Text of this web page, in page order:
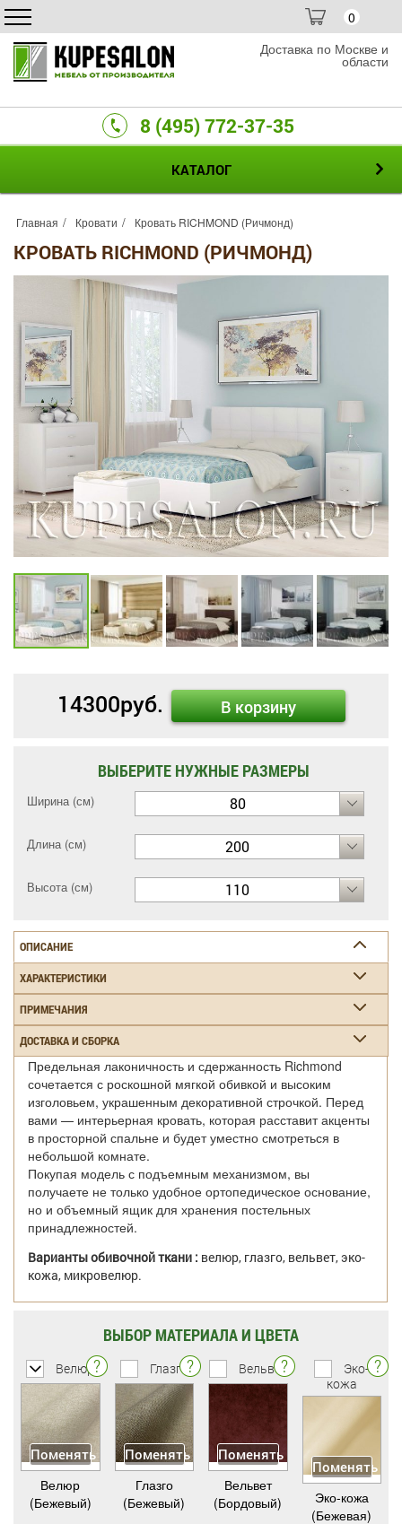
0
Доставка по Москве и
области
8 (495) 772-37-35
КАТАЛОГ
Главная Кровати Кровать RICHMOND (Ричмонд)
КРОВАТЬ RICHMOND (РИЧМОНД)
14300руб. В корзину
ВЫБЕРИТЕ НУЖНЫЕ РАЗМЕРЫ
Ширина (см) 80
Длина (см) 200
Высота (см) 110
ОПИСАНИЕ
ХАРАКТЕРИСТИКИ
ПРИМЕЧАНИЯ
ДОСТАВКА И СБОРКА
Предельная лаконичность и сдержанность Richmond
сочетается с роскошной мягкой обивкой и высоким
изголовьем, украшенным декоративной строчкой. Перед
вами — интерьерная кровать, которая расставит акценты
в просторной спальне и будет уместно смотреться в
небольшой комнате.
Покупая модель с подъемным механизмом, вы
получаете не только удобное ортопедическое основание,
но и объемный ящик для хранения постельных
принадлежностей.
Варианты обивочной ткани : велюр, глазго, вельвет, эко-
кожа, микровелюр.
ВЫБОР МАТЕРИАЛА И ЦВЕТА
Велюр
Поменять
Велюр
(Бежевый)
Глазго
Поменять
Глазго
(Бежевый)
Вельвет
Поменять
Вельвет
(Бордовый)
Эко-
кожа
Поменять
Эко-кожа
(Бежевая)